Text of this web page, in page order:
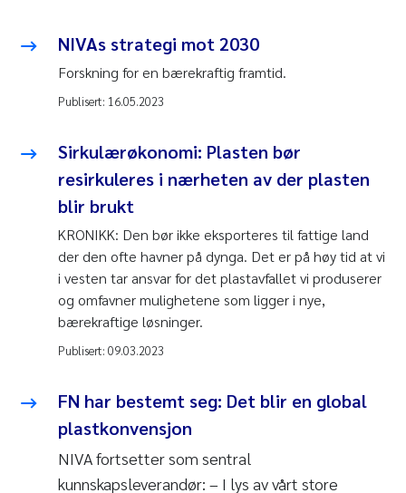
NIVAs strategi mot 2030
Forskning for en bærekraftig framtid.
Publisert: 16.05.2023
Sirkulærøkonomi: Plasten bør
resirkuleres i nærheten av der plasten
blir brukt
KRONIKK: Den bør ikke eksporteres til fattige land
der den ofte havner på dynga. Det er på høy tid at vi
i vesten tar ansvar for det plastavfallet vi produserer
og omfavner mulighetene som ligger i nye,
bærekraftige løsninger.
Publisert: 09.03.2023
FN har bestemt seg: Det blir en global
plastkonvensjon
NIVA fortsetter som sentral
kunnskapsleverandør: – I lys av vårt store